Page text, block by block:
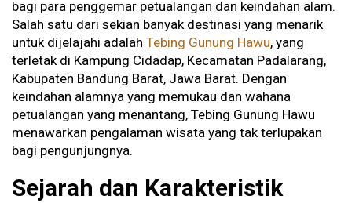
bagi para penggemar petualangan dan keindahan alam.
Salah satu dari sekian banyak destinasi yang menarik
untuk dijelajahi adalah Tebing Gunung Hawu, yang
terletak di Kampung Cidadap, Kecamatan Padalarang,
Kabupaten Bandung Barat, Jawa Barat. Dengan
keindahan alamnya yang memukau dan wahana
petualangan yang menantang, Tebing Gunung Hawu
menawarkan pengalaman wisata yang tak terlupakan
bagi pengunjungnya.
Sejarah dan Karakteristik